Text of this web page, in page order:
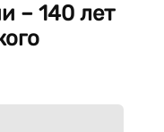
– 140 лет